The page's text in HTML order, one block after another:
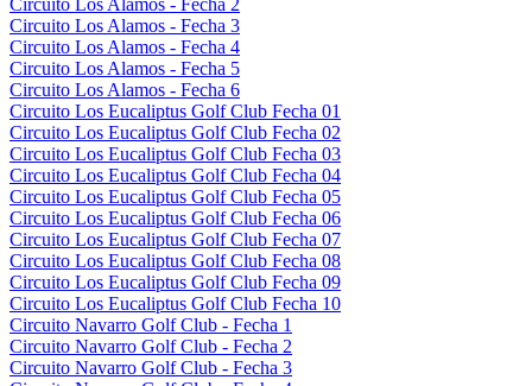
Circuito Los Alamos - Fecha 2
Circuito Los Alamos - Fecha 3
Circuito Los Alamos - Fecha 4
Circuito Los Alamos - Fecha 5
Circuito Los Alamos - Fecha 6
Circuito Los Eucaliptus Golf Club Fecha 01
Circuito Los Eucaliptus Golf Club Fecha 02
Circuito Los Eucaliptus Golf Club Fecha 03
Circuito Los Eucaliptus Golf Club Fecha 04
Circuito Los Eucaliptus Golf Club Fecha 05
Circuito Los Eucaliptus Golf Club Fecha 06
Circuito Los Eucaliptus Golf Club Fecha 07
Circuito Los Eucaliptus Golf Club Fecha 08
Circuito Los Eucaliptus Golf Club Fecha 09
Circuito Los Eucaliptus Golf Club Fecha 10
Circuito Navarro Golf Club - Fecha 1
Circuito Navarro Golf Club - Fecha 2
Circuito Navarro Golf Club - Fecha 3